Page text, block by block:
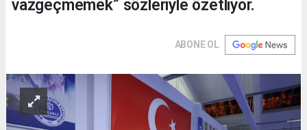
vazgeçmemek” sözleriyle özetliyor.
ABONE OL